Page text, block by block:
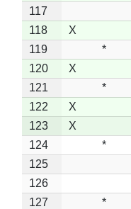
117
118
X
119
*
120
X
121
*
122
X
123
X
124
*
125
126
127
*